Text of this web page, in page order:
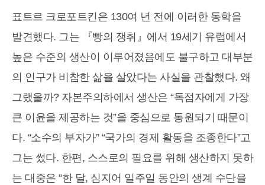
표트르 크로포트킨은 130여 년 전에 이러한 동학을
발견했다. 그는 『빵의 쟁취』에서 19세기 유럽에서
높은 수준의 생산이 이루어졌음에도 불구하고 대부분
의 인구가 비참한 삶을 살았다는 사실을 관찰했다. 왜
그랬을까? 자본주의하에서 생산은 “독점자에게 가장
큰 이윤을 제공하는 것”을 중심으로 동원되기 때문이
다. “소수의 부자가” “국가의 경제 활동을 조종한다”고
그는 썼다. 한편, 스스로의 필요를 위해 생산하지 못하
는 대중은 “한 달, 심지어 일주일 동안의 생계 수단을